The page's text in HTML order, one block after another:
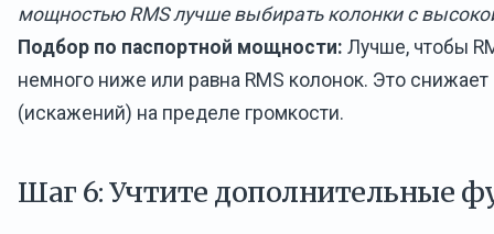
мощностью RMS лучше выбирать колонки с
Подбор по паспортной мощности: Лучше, чтобы
немного ниже или равна RMS колонок. Это снижает
(искажений) на пределе громкости.
Шаг 6: Учтите дополнительные